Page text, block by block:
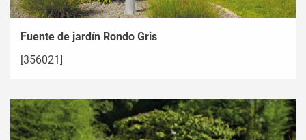
Fuente de jardín Rondo Gris
[356021]